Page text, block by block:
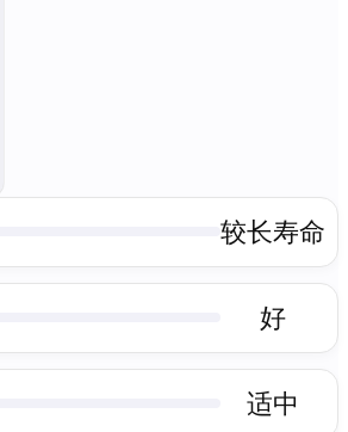
较长寿命
好
适中